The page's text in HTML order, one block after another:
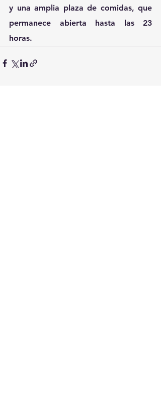
y una amplia plaza de comidas, que
permanece abierta hasta las 23
horas.